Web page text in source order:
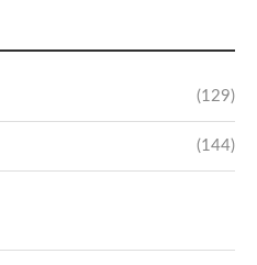
(129)
(144)